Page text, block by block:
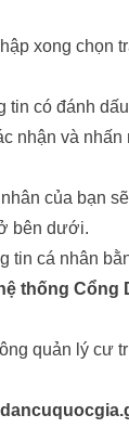
xong chọn
tin có đánh
nhận và nhấn
của bạn
bên dưới.
tin cá nhân
thống Cổng
quản lý cư